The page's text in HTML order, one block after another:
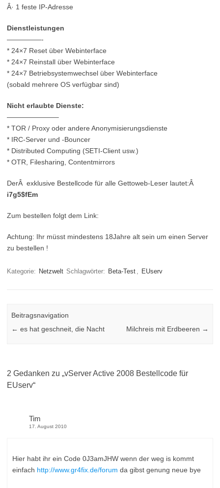
Â· 1 feste IP-Adresse
Dienstleistungen
—————-
* 24×7 Reset über Webinterface
* 24×7 Reinstall über Webinterface
* 24×7 Betriebsystemwechsel über Webinterface
(sobald mehrere OS verfügbar sind)
Nicht erlaubte Dienste:
———————–
* TOR / Proxy oder andere Anonymisierungsdienste
* IRC-Server und -Bouncer
* Distributed Computing (SETI-Client usw.)
* OTR, Filesharing, Contentmirrors
DerÂ exklusive Bestellcode für alle Gettoweb-Leser lautet:Â
i7g5$fEm
Zum bestellen folgt dem Link:
Achtung: Ihr müsst mindestens 18Jahre alt sein um einen Server
zu bestellen !
Kategorie: Netzwelt Schlagwörter: Beta-Test , EUserv
Beitragsnavigation
← es hat geschneit, die Nacht Milchreis mit Erdbeeren →
2 Gedanken zu „vServer Active 2008 Bestellcode für
EUserv“
Tim
17. August 2010
Hier habt ihr ein Code 0J3amJHW wenn der weg is kommt
einfach http://www.gr4fix.de/forum da gibst genung neue bye